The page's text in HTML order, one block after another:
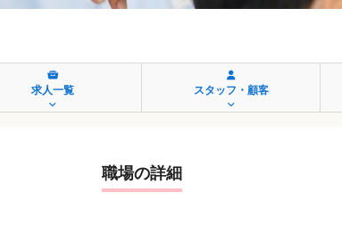
求人一覧 スタッフ・顧客
職場の詳細